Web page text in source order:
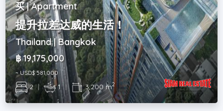
买 | Apartment
提升拉差达威的生活！
Thailand | Bangkok
฿ 19,175,000
~ USD$ 581,000
2 | 1 | 3,200 m2